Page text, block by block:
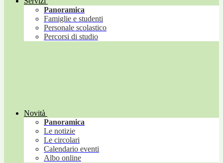
Panoramica
Famiglie e studenti
Personale scolastico
Percorsi di studio
Novità
Panoramica
Le notizie
Le circolari
Calendario eventi
Albo online